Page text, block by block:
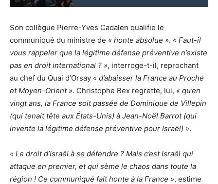
Son collègue Pierre-Yves Cadalen qualifie le
communiqué du ministre de « honte absolue ». « Faut-il
vous rappeler que la légitime défense préventive n’existe
pas en droit international ? », interroge-t-il, reprochant
au chef du Quai d’Orsay « d’abaisser la France au Proche
et Moyen-Orient ». Christophe Bex regrette, lui, « qu’en
vingt ans, la France soit passée de Dominique de Villepin
(qui tenait tête aux États-Unis) à Jean-Noël Barrot (qui
invente la légitime défense préventive pour Israël) ».
« Le droit d’Israël à se défendre ? Mais c’est Israël qui
attaque en premier, et qui sème le chaos dans toute la
région ! Ce communiqué fait honte à la France », estime